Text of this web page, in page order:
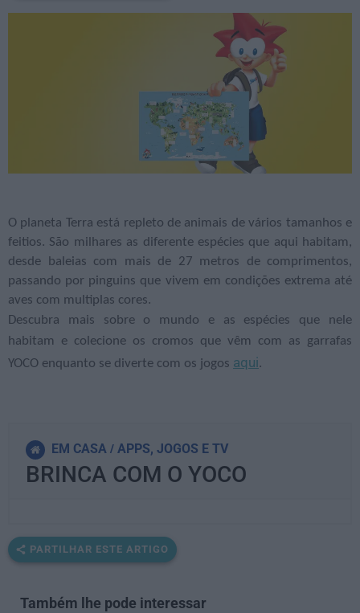
O planeta Terra está repleto de animais de vários tamanhos e
feitios. São milhares as diferente espécies que aqui habitam,
desde baleias com mais de 27 metros de comprimentos,
passando por pinguins que vivem em condições extrema até
aves com multiplas cores.
Descubra mais sobre o mundo e as espécies que nele
habitam e colecione os cromos que vêm com as garrafas
YOCO enquanto se diverte com os jogos aqui.
EM CASA APPS, JOGOS E TV
BRINCA COM O YOCO
PARTILHAR ESTE ARTIGO
Também lhe pode interessar